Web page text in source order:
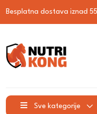
Besplatna dostava iznad
Sve kategorije